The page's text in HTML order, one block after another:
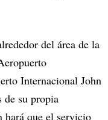
del área de la
Internacional John
de su propia
hará que el servicio